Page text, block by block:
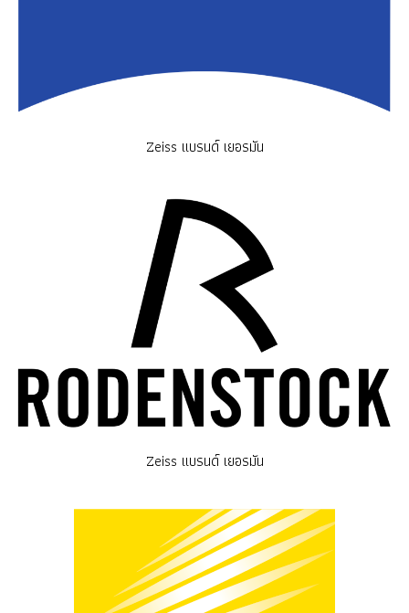
Zeiss แบรนด์ เยอรมัน
Zeiss แบรนด์ เยอรมัน